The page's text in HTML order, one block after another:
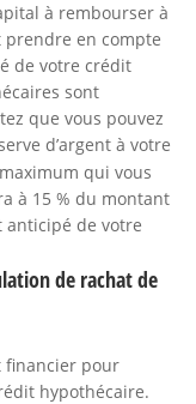
à rembourser à
prendre en compte
de votre crédit
sont
que vous pouvez
d’argent à votre
qui vous
à 15 % du montant
de votre
de rachat de
financier pour
hypothécaire.